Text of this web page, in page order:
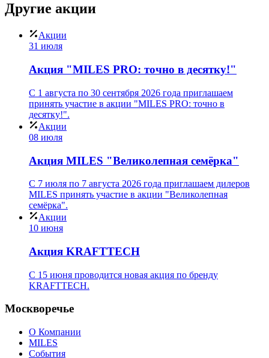
Другие акции
Акции
31 июля
Акция "MILES PRO: точно в десятку!"
С 1 августа по 30 сентября 2026 года приглашаем
принять участие в акции "MILES PRO: точно в
десятку!".
Акции
08 июля
Акция MILES "Великолепная семёрка"
С 7 июля по 7 августа 2026 года приглашаем дилеров
MILES принять участие в акции "Великолепная
семёрка".
Акции
10 июня
Акция KRAFTTECH
C 15 июня проводится новая акция по бренду
KRAFTTECH.
Москворечье
О Компании
MILES
События